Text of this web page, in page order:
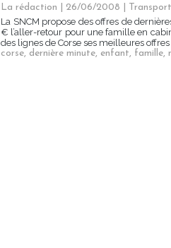
La rédaction | 26/06/2008
Transport
La SNCM propose des offres de
€ l’aller-retour pour une famille en
des lignes de Corse ses meilleures
corse, dernière minute, enfant, famille,